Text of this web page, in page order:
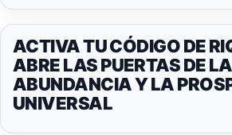
ACTIVA TU CÓDIGO DE
ABRE LAS PUERTAS DE LA
ABUNDANCIA Y LA
UNIVERSAL